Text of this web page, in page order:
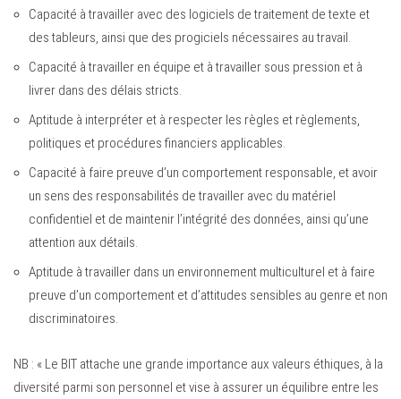
Capacité à travailler avec des logiciels de traitement de texte et
des tableurs, ainsi que des progiciels nécessaires au travail.
Capacité à travailler en équipe et à travailler sous pression et à
livrer dans des délais stricts.
Aptitude à interpréter et à respecter les règles et règlements,
politiques et procédures financiers applicables.
Capacité à faire preuve d’un comportement responsable, et avoir
un sens des responsabilités de travailler avec du matériel
confidentiel et de maintenir l’intégrité des données, ainsi qu’une
attention aux détails.
Aptitude à travailler dans un environnement multiculturel et à faire
preuve d’un comportement et d’attitudes sensibles au genre et non
discriminatoires.
NB : « Le BIT attache une grande importance aux valeurs éthiques, à la
diversité parmi son personnel et vise à assurer un équilibre entre les